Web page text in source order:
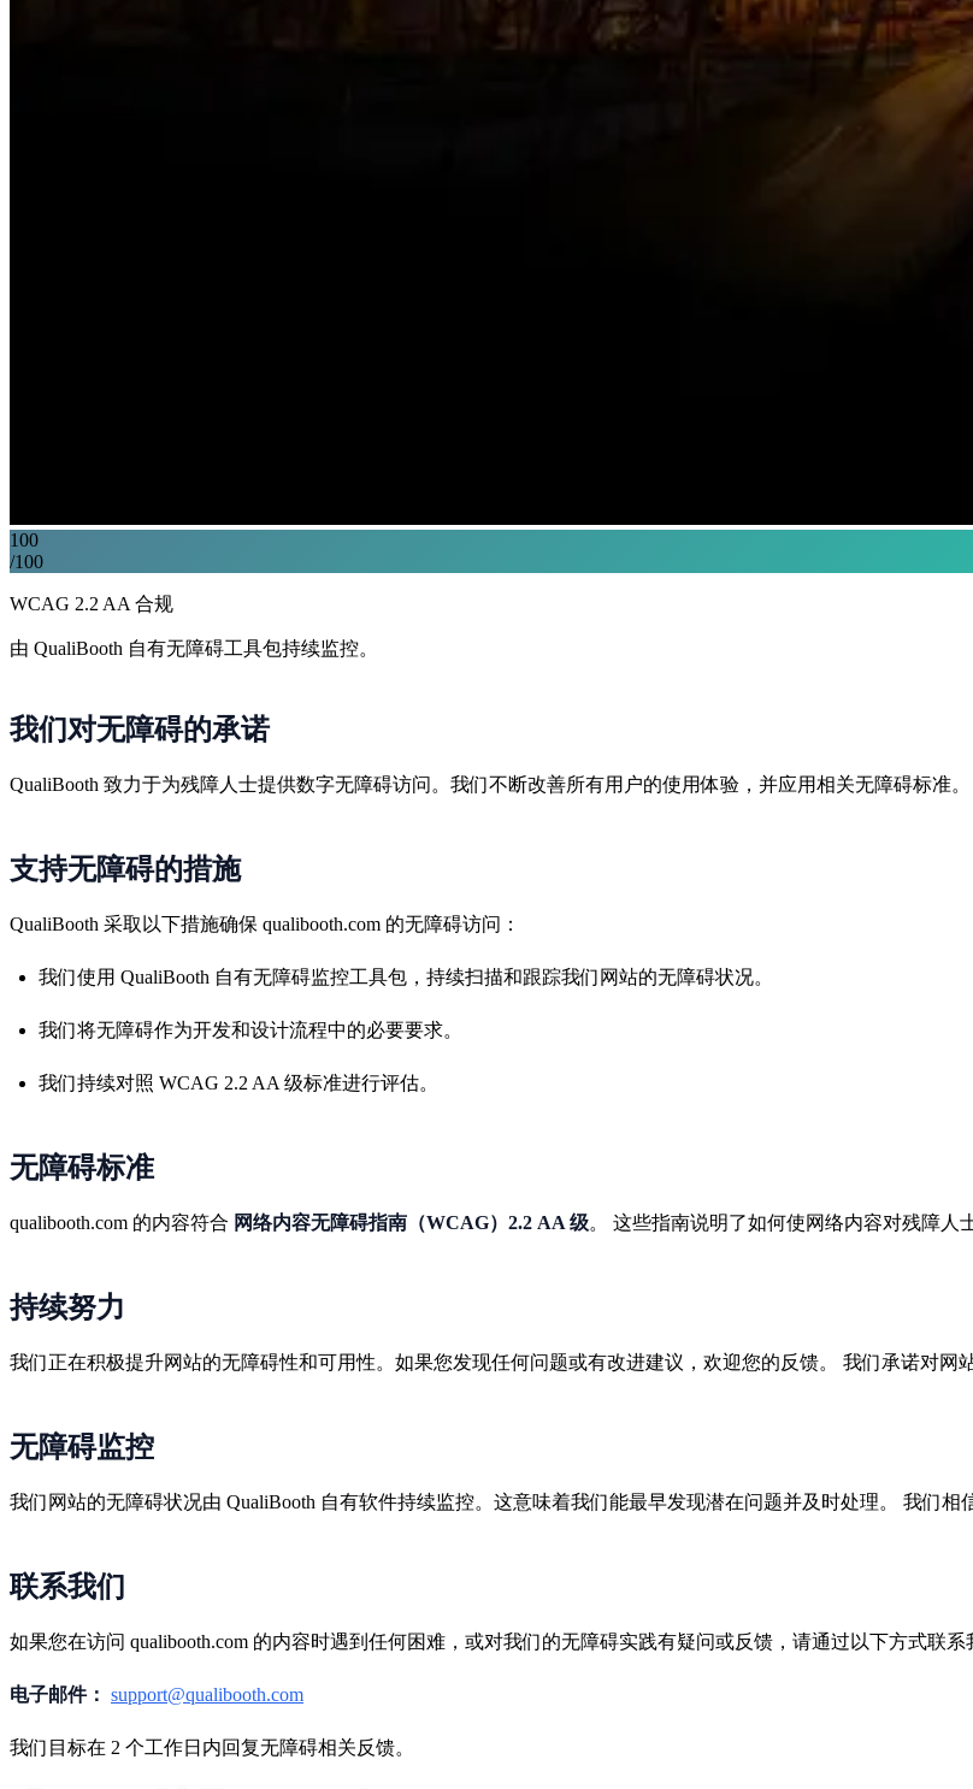
100
/100
WCAG 2.2 AA 合规
由 QualiBooth 自有无障碍工具包持续监控。
我们对无障碍的承诺
QualiBooth 致力于为残障人士提供数字无障碍访问。我们不断改善所有用户的使用体验，并应用相关无障碍标准
支持无障碍的措施
QualiBooth 采取以下措施确保 qualibooth.com 的无障碍访问：
我们使用 QualiBooth 自有无障碍监控工具包，持续扫描和跟踪我们网站的无障碍状况。
我们将无障碍作为开发和设计流程中的必要要求。
我们持续对照 WCAG 2.2 AA 级标准进行评估。
无障碍标准
qualibooth.com 的内容符合 网络内容无障碍指南（WCAG）2.2 AA 级。 这些指南说明了如何使网络内容对残障人
持续努力
我们正在积极提升网站的无障碍性和可用性。如果您发现任何问题或有改进建议，欢迎您的反馈。 我们承诺对网
无障碍监控
我们网站的无障碍状况由 QualiBooth 自有软件持续监控。这意味着我们能最早发现潜在问题并及时处理。 我们相
联系我们
如果您在访问 qualibooth.com 的内容时遇到任何困难，或对我们的无障碍实践有疑问或反馈，请通过以下方式联系
电子邮件： support@qualibooth.com
我们目标在 2 个工作日内回复无障碍相关反馈。